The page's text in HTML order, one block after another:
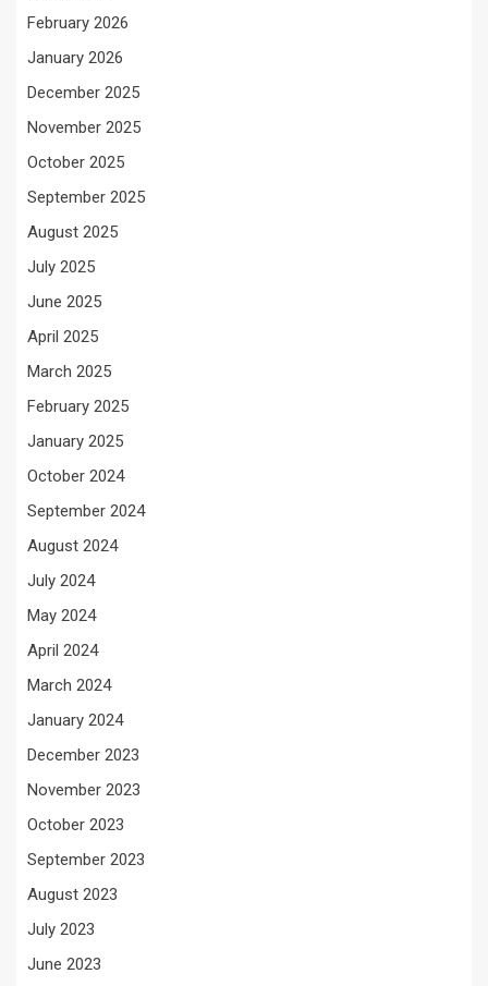
February 2026
January 2026
December 2025
November 2025
October 2025
September 2025
August 2025
July 2025
June 2025
April 2025
March 2025
February 2025
January 2025
October 2024
September 2024
August 2024
July 2024
May 2024
April 2024
March 2024
January 2024
December 2023
November 2023
October 2023
September 2023
August 2023
July 2023
June 2023